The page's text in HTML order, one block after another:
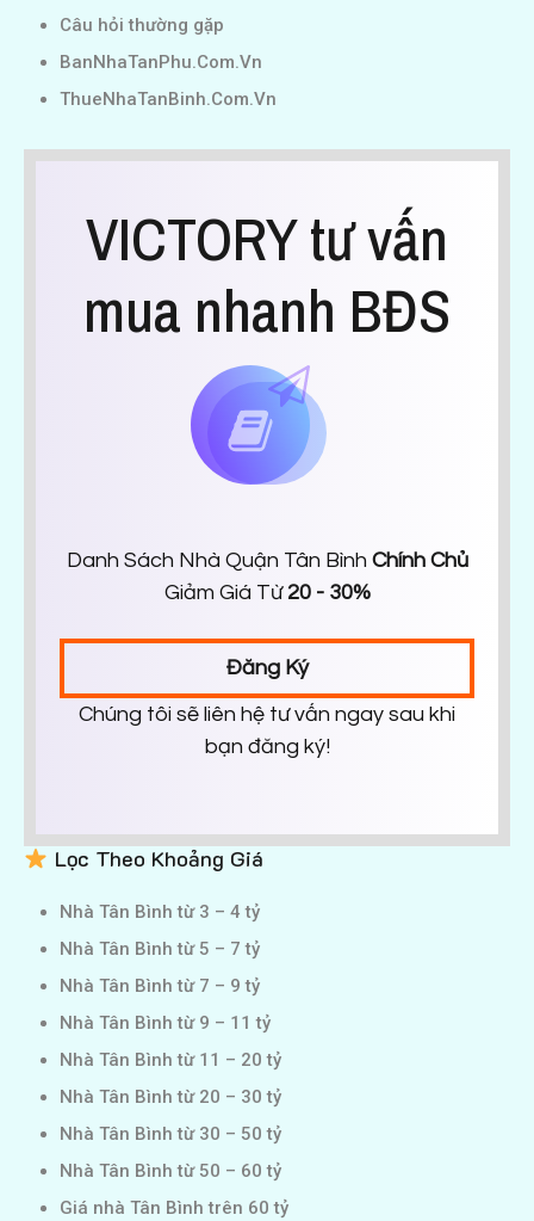
Câu hỏi thường gặp
BanNhaTanPhu.Com.Vn
ThueNhaTanBinh.Com.Vn
VICTORY tư vấn
mua nhanh BĐS
Danh Sách Nhà Quận Tân Bình Chính Chủ
Giảm Giá Từ 20 - 30%
Đăng Ký
Chúng tôi sẽ liên hệ tư vấn ngay sau khi
bạn đăng ký!
Lọc Theo Khoảng Giá
Nhà Tân Bình từ 3 – 4 tỷ
Nhà Tân Bình từ 5 – 7 tỷ
Nhà Tân Bình từ 7 – 9 tỷ
Nhà Tân Bình từ 9 – 11 tỷ
Nhà Tân Bình từ 11 – 20 tỷ
Nhà Tân Bình từ 20 – 30 tỷ
Nhà Tân Bình từ 30 – 50 tỷ
Nhà Tân Bình từ 50 – 60 tỷ
Giá nhà Tân Bình trên 60 tỷ